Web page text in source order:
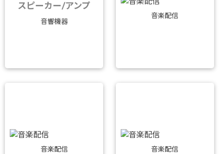
スピーカー/アンプ
音響機器
音楽配信
音楽配信 音楽配信